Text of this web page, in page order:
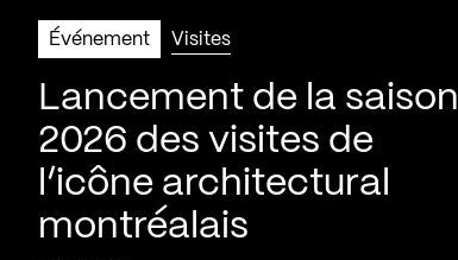
Événement Visites
Lancement de la saison
2026 des visites de
l’icône architectural
montréalais